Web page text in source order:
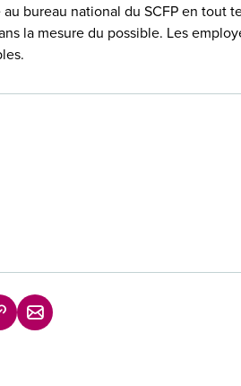
bureau national du SCFP en tout
la mesure du possible. Les